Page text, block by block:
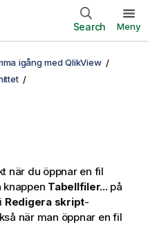
Search Meny
igång med QlikView
när du öppnar en fil
knappen Tabellfiler...på
Redigera skript-
när man öppnar en fil